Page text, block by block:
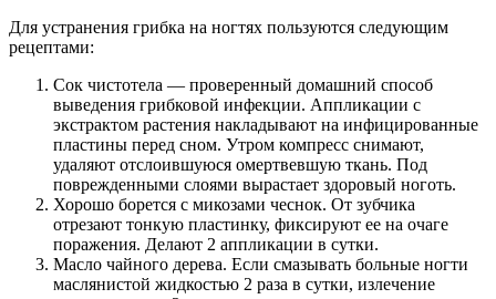
Для устранения грибка на ногтях пользуются следующим
рецептами:
Сок чистотела — проверенный домашний способ
выведения грибковой инфекции. Аппликации с
экстрактом растения накладывают на инфицированные
пластины перед сном. Утром компресс снимают,
удаляют отслоившуюся омертвевшую ткань. Под
поврежденными слоями вырастает здоровый ноготь.
Хорошо борется с микозами чеснок. От зубчика
отрезают тонкую пластинку, фиксируют ее на очаге
поражения. Делают 2 аппликации в сутки.
Масло чайного дерева. Если смазывать больные ногти
маслянистой жидкостью 2 раза в сутки, излечение